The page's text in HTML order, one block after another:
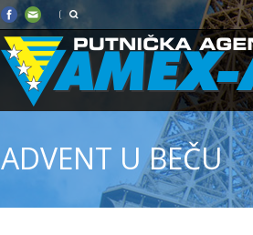
ADVENT U BEČU